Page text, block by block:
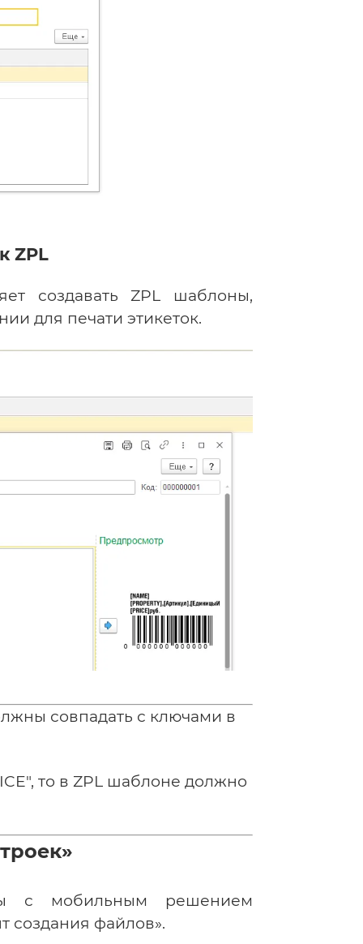
ZPL
создавать ZPL шаблоны,
для печати этикеток.
совпадать с ключами в
то в ZPL шаблоне должно
с мобильным решением
создания файлов».